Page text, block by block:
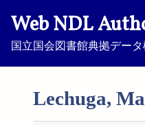
Web NDL
国立国会図書館典拠デー
Lechuga,